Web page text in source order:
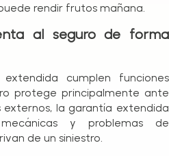
rendir frutos mañana.
al seguro de forma
cumplen funciones
protege principalmente ante
externos, la garantía extendida
y problemas de
de un siniestro.